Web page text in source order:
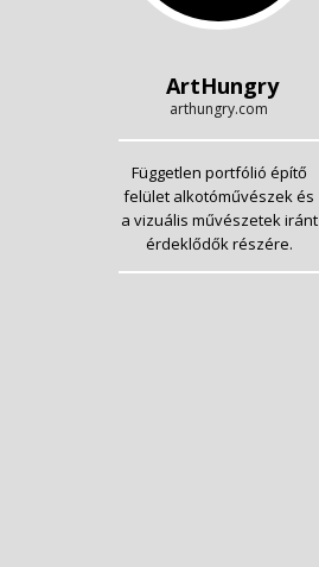
ArtHungry
arthungry.com
Független portfólió építő
felület alkotóművészek és
a vizuális művészetek iránt
érdeklődők részére.